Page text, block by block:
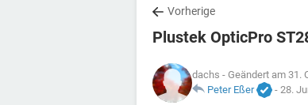
Vorherige
Plustek OpticPro
dachs - Geändert am 31.
Peter Eßer
- 28.